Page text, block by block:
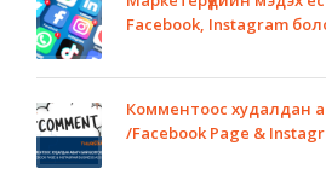
Facebook, Instagram
Комментоос худалдан
/Facebook Page &